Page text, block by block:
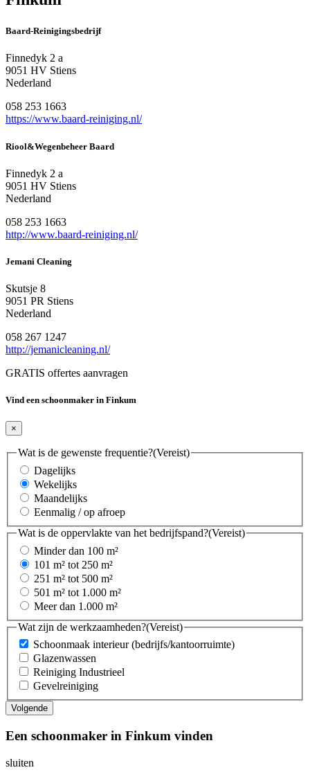
Baard-Reinigingsbedrijf
Finnedyk 2 a
9051 HV Stiens
Nederland
058 253 1663
https://www.baard-reiniging.nl/
Riool&Wegenbeheer Baard
Finnedyk 2 a
9051 HV Stiens
Nederland
058 253 1663
http://www.baard-reiniging.nl/
Jemani Cleaning
Skutsje 8
9051 PR Stiens
Nederland
058 267 1247
http://jemanicleaning.nl/
GRATIS offertes aanvragen
Vind een schoonmaker in Finkum
×
Wat is de gewenste frequentie?(Vereist)
Dagelijks
Wekelijks
Maandelijks
Eenmalig / op afroep
Wat is de oppervlakte van het bedrijfspand?(Vereist)
Minder dan 100 m²
101 m² tot 250 m²
251 m² tot 500 m²
501 m² tot 1.000 m²
Meer dan 1.000 m²
Wat zijn de werkzaamheden?(Vereist)
Schoonmaak interieur (bedrijfs/kantoorruimte)
Glazenwassen
Reiniging Industrieel
Gevelreiniging
Een schoonmaker in Finkum vinden
sluiten